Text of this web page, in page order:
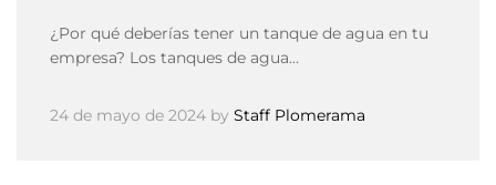
¿Por qué deberías tener un tanque de agua en tu
empresa? Los tanques de agua…
24 de mayo de 2024 by Staff Plomerama